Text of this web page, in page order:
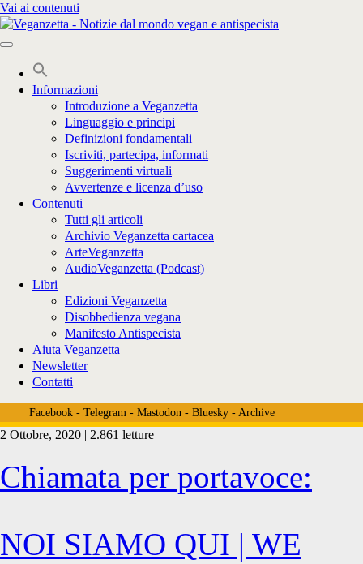
Vai ai contenuti
Informazioni
Introduzione a Veganzetta
Linguaggio e principi
Definizioni fondamentali
Iscriviti, partecipa, informati
Suggerimenti virtuali
Avvertenze e licenza d’uso
Contenuti
Tutti gli articoli
Archivio Veganzetta cartacea
ArteVeganzetta
AudioVeganzetta (Podcast)
Libri
Edizioni Veganzetta
Disobbedienza vegana
Manifesto Antispecista
Aiuta Veganzetta
Newsletter
Contatti
Facebook- Telegram- Mastodon- Bluesky- Archive
Tag:
<span>chiamata
2 Ottobre, 2020 | 2.861 letture
Chiamata per portavoce:
NOI SIAMO QUI | WE